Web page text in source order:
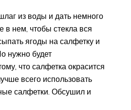
из воды и дать немного
в нем, чтобы стекла вся
ягоды на салфетку и
нужно будет
что салфетка окрасится
всего использовать
салфетки. Обсушил и